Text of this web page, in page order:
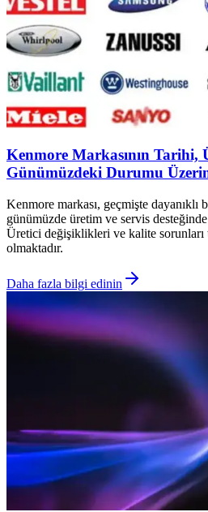
Kenmore Markasının Tarihi,
Günümüzdeki Durumu
Kenmore markası, geçmişte dayanıklı
günümüzde üretim ve servis
Üretici değişiklikleri ve kalite
olmaktadır.
Daha fazla bilgi edinin